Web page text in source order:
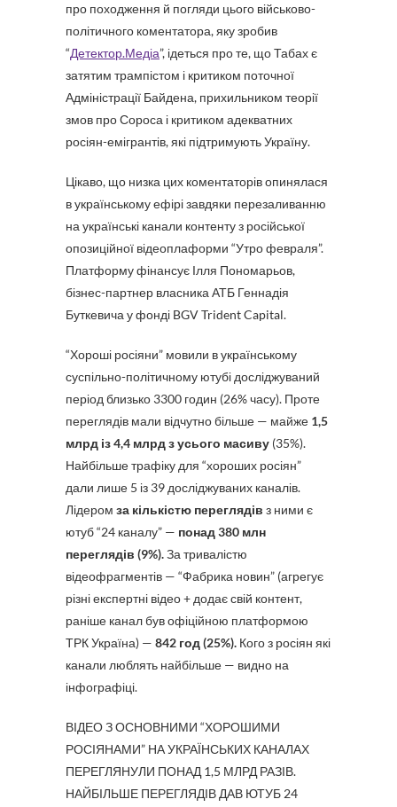
про походження й погляди цього військово-
політичного коментатора, яку зробив
“Детектор.Медіа”, ідеться про те, що Табах є
затятим трампістом і критиком поточної
Адміністрації Байдена, прихильником теорії
змов про Сороса і критиком адекватних
росіян-емігрантів, які підтримують Україну.
Цікаво, що низка цих коментаторів опинялася
в українському ефірі завдяки перезаливанню
на українські канали контенту з російської
опозиційної відеоплаформи “Утро февраля”.
Платформу фінансує Ілля Пономарьов,
бізнес-партнер власника АТБ Геннадія
Буткевича у фонді BGV Trident Capital.
“Хороші росіяни” мовили в українському
суспільно-політичному ютубі досліджуваний
період близько 3300 годин (26% часу). Проте
переглядів мали відчутно більше — майже 1,5
млрд із 4,4 млрд з усього масиву (35%).
Найбільше трафіку для “хороших росіян”
дали лише 5 із 39 досліджуваних каналів.
Лідером за кількістю переглядів з ними є
ютуб “24 каналу” — понад 380 млн
переглядів (9%).За тривалістю
відеофрагментів — “Фабрика новин” (агрегує
різні експертні відео + додає свій контент,
раніше канал був офіційною платформою
ТРК Україна) — 842 год (25%). Кого з росіян які
канали люблять найбільше — видно на
інфографіці.
ВІДЕО З ОСНОВНИМИ “ХОРОШИМИ
РОСІЯНАМИ” НА УКРАЇНСЬКИХ КАНАЛАХ
ПЕРЕГЛЯНУЛИ ПОНАД 1,5 МЛРД РАЗІВ.
НАЙБІЛЬШЕ ПЕРЕГЛЯДІВ ДАВ ЮТУБ 24